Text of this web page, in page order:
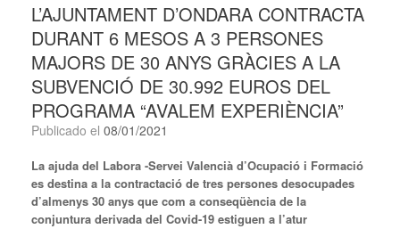
L’AJUNTAMENT D’ONDARA CONTRACTA
DURANT 6 MESOS A 3 PERSONES
MAJORS DE 30 ANYS GRÀCIES A LA
SUBVENCIÓ DE 30.992 EUROS DEL
PROGRAMA “AVALEM EXPERIÈNCIA”
Publicado el 08/01/2021
La ajuda del Labora -Servei Valencià d’Ocupació i Formació
es destina a la contractació de tres persones desocupades
d’almenys 30 anys que com a conseqüència de la
conjuntura derivada del Covid-19 estiguen a l’atur